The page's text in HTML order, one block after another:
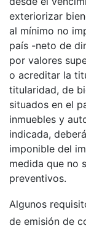
exteriorizar
al mínimo no
país -neto de
por valores
o acreditar la
titularidad, de
situados en el
inmuebles y
indicada,
imponible del
medida que no
preventivos.
Algunos
de emisión de